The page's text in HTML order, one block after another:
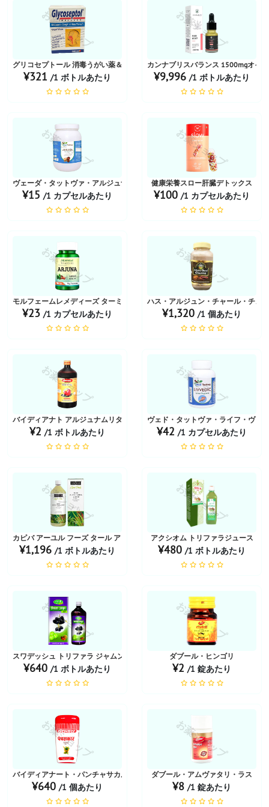
お薬ショップ
グリコセプトール 消毒うがい薬＆マウスウォッシュ
¥321 /1 ボトルあたり
お薬ショップ
カンナブリスバランス 1500mgオイル
¥9,996 /1 ボトルあたり
お薬ショップ
ヴェーダ・タットヴァ・アルジュナ
¥15 /1 カプセルあたり
お薬ショップ
健康栄養スロー肝臓デトックス
¥100 /1 カプセルあたり
お薬ショップ
モルフェームレメディーズ ターミナリア アルジュナ 500mg
¥23 /1 カプセルあたり
お薬ショップ
ハス・アルジュン・チャール・チュ
¥1,320 /1 個あたり
お薬ショップ
バイディアナト アルジュナムリタ 液体 450 ML
¥2 /1 ボトルあたり
お薬ショップ
ヴェド・タットヴァ・ライフ・ヴェ
¥42 /1 カプセルあたり
お薬ショップ
カピバ アーユル フーズ タール アロエベラ ジュース
¥1,196 /1 ボトルあたり
お薬ショップ
アクシオム トリファラジュース
¥480 /1 ボトルあたり
お薬ショップ
スワデッシュ トリファラ ジャムン RAS リキッド
¥640 /1 ボトルあたり
お薬ショップ
ダブール・ヒンゴリ
¥2 /1 錠あたり
お薬ショップ
バイディアナート・パンチャサカル・チュルナ
¥640 /1 個あたり
お薬ショップ
ダブール・アムヴァタリ・ラス
¥8 /1 錠あたり